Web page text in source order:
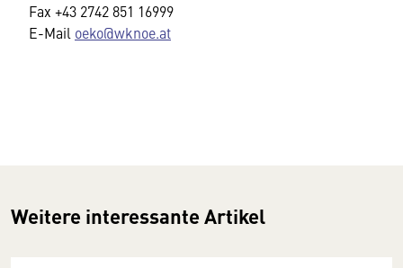
Fax +43 2742 851 16999
E-Mail oeko@wknoe.at
Weitere interessante Artikel